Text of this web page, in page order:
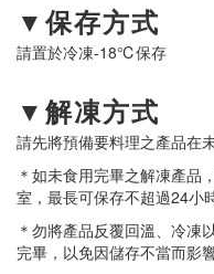
▼保存方式
請置於冷凍-18℃保存
▼解凍方式
請先將預備要料理之產品在
＊如未食用完畢之解凍產品
室，最長可保存不超過24小
＊勿將產品反覆回溫、冷凍
完畢，以免因儲存不當而影